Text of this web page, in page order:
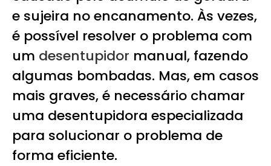
e sujeira no encanamento. Às vezes,
é possível resolver o problema com
um desentupidor manual, fazendo
algumas bombadas. Mas, em casos
mais graves, é necessário chamar
uma desentupidora especializada
para solucionar o problema de
forma eficiente.